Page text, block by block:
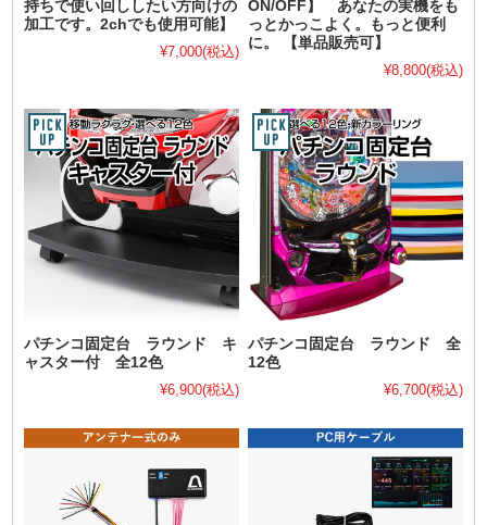
持ちで使い回ししたい方向けの
加工です。2chでも使用可能】
¥7,000(税込)
ON/OFF】 あなたの実機をも
っとかっこよく。もっと便利
に。 【単品販売可】
¥8,800(税込)
パチンコ固定台 ラウンド キ
ャスター付 全12色
¥6,900(税込)
パチンコ固定台 ラウンド 全
12色
¥6,700(税込)